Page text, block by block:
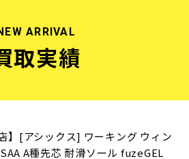
ARRIVAL
取実績
】[アシックス] ワーキング ウィン
A種先芯 耐滑ソール fuzeGEL